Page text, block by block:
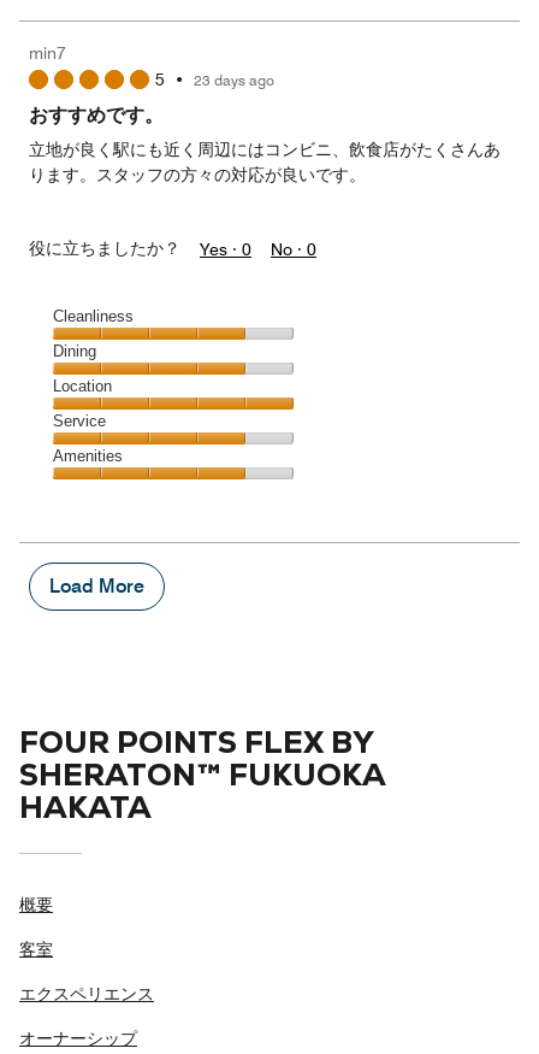
5
5
min7
5 • 23 days ago
おすすめです。
立地が良く駅にも近く周辺にはコンビニ、飲食店がたくさんあ
ります。スタッフの方々の対応が良いです。
役に立ちましたか？ Yes · 0 No · 0
Cleanliness
Cleanliness,
4
out
of
5
Dining
Dining,
4
out
of
5
Location
Location,
5
out
Service
Service,
4
5
Amenities
of
5
Load More
FOUR POINTS FLEX BY
SHERATON™ FUKUOKA
HAKATA
概要
客室
エクスペリエンス
オーナーシップ